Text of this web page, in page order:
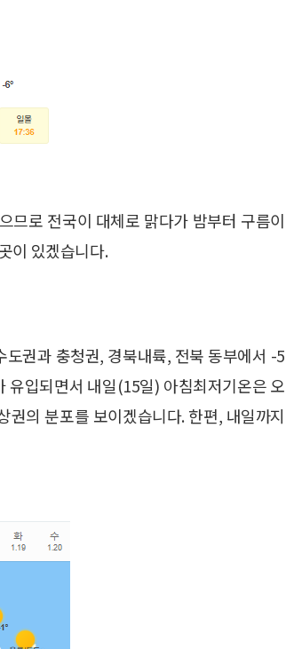
므로 전국이 대체로 맑다가 밤부터 구름이
이 있겠습니다.
권과 충청권, 경북내륙, 전북 동부에서 -5
유입되면서 내일(15일) 아침최저기온은 오
의 분포를 보이겠습니다. 한편, 내일까지